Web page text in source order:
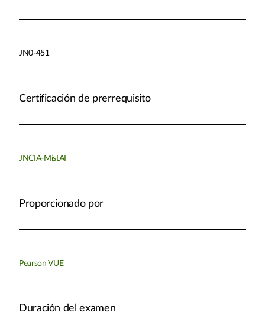
JN0-451
Certificación de prerrequisito
JNCIA-MistAI
Proporcionado por
Pearson VUE
Duración del examen